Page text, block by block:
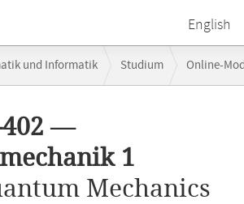
English
und Informatik Studium Online-
402 —
1
Mechanics